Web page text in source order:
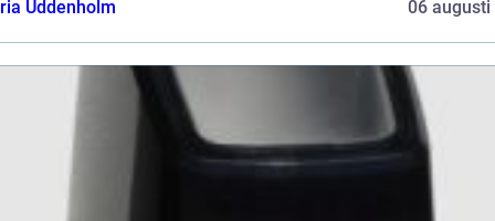
Uddenholm
06 augusti